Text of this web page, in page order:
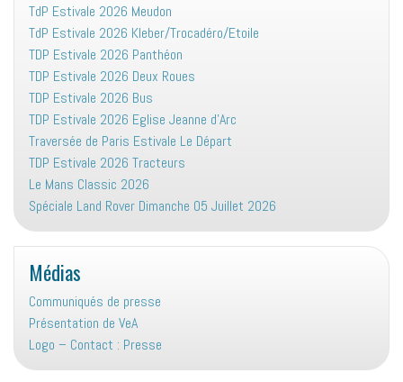
TdP Estivale 2026 Meudon
TdP Estivale 2026 Kleber/Trocadéro/Etoile
TDP Estivale 2026 Panthéon
TDP Estivale 2026 Deux Roues
TDP Estivale 2026 Bus
TDP Estivale 2026 Eglise Jeanne d’Arc
Traversée de Paris Estivale Le Départ
TDP Estivale 2026 Tracteurs
Le Mans Classic 2026
Spéciale Land Rover Dimanche 05 Juillet 2026
Médias
Communiqués de presse
Présentation de VeA
Logo – Contact : Presse